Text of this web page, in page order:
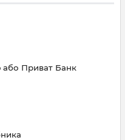
або Приват Банк